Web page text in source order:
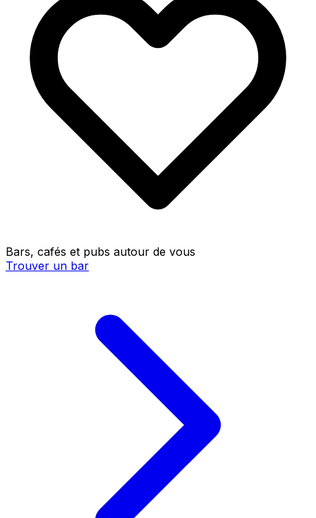
Bars, cafés et pubs autour de vous
Trouver un bar